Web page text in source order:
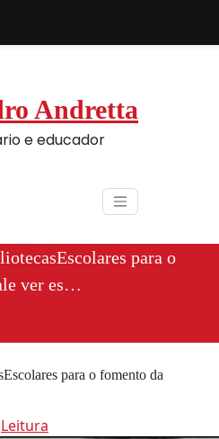
Andretta
e educador
para o
ver es…
para o fomento da
Leitura